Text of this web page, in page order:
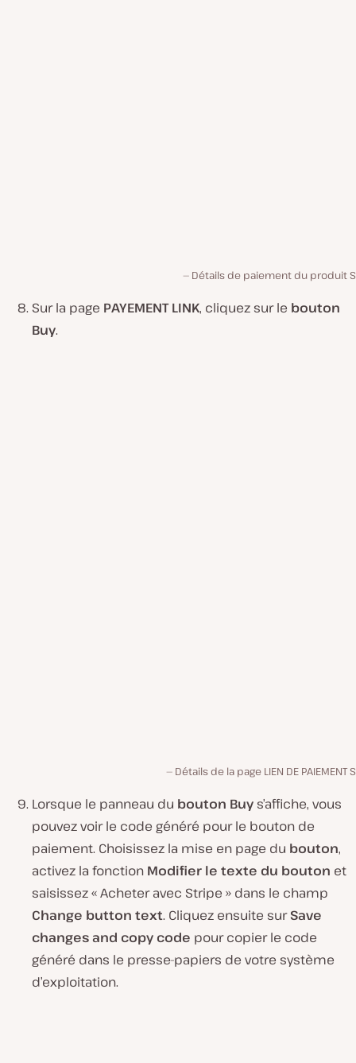
Détails de paiement du produit
Sur la page PAYEMENT LINK, cliquez sur le bouton
Buy.
Détails de la page LIEN DE PAIEMENT
Lorsque le panneau du bouton Buy s’affiche, vous
pouvez voir le code généré pour le bouton de
paiement. Choisissez la mise en page du bouton,
activez la fonction Modifier le texte du bouton et
saisissez « Acheter avec Stripe » dans le champ
Change button text. Cliquez ensuite surSave
changes and copy code pour copier le code
généré dans le presse-papiers de votre système
d’exploitation.